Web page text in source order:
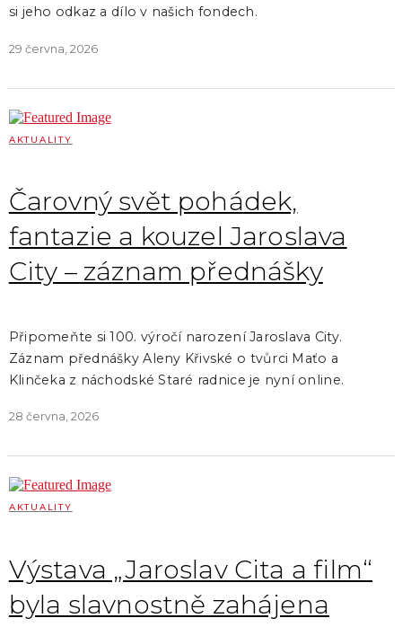
si jeho odkaz a dílo v našich fondech.
29 června, 2026
AKTUALITY
Čarovný svět pohádek,
fantazie a kouzel Jaroslava
City – záznam přednášky
Připomeňte si 100. výročí narození Jaroslava City.
Záznam přednášky Aleny Křivské o tvůrci Maťo a
Klinčeka z náchodské Staré radnice je nyní online.
28 června, 2026
AKTUALITY
Výstava „Jaroslav Cita a film“
byla slavnostně zahájena